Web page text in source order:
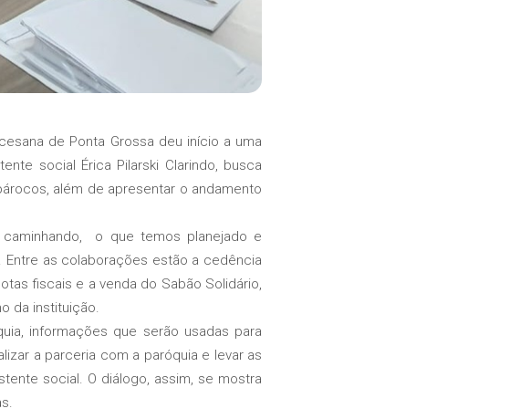
de Ponta Grossa deu início a uma
social Érica Pilarski Clarindo, busca
além de apresentar o andamento
o que temos planejado e
as colaborações estão a cedência
fiscais e a venda do Sabão Solidário,
da instituição.
informações que serão usadas para
a parceria com a paróquia e levar as
social. O diálogo, assim, se mostra